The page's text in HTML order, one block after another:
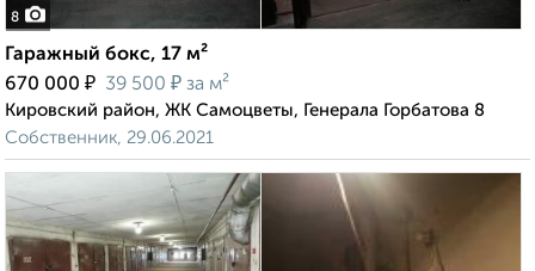
8
Гаражный бокс, 17 м²
670 000 ₽ 39 500 ₽ за м²
Кировский район, ЖК Самоцветы, Генерала Горбатова 8
Собственник, 29.06.2021